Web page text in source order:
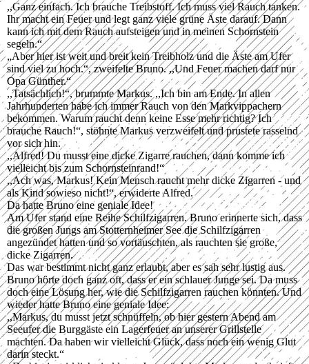
,,Ganz einfach. Ich brauche Treibstoff. Ich muss viel Rauch tanken.
Ihr macht ein Feuer und legt ganz viele grüne Äste darauf. Dann
kann ich mit dem Rauch aufsteigen und in meinen Schornstein
segeln.“
„Aber hier ist weit und breit kein Treibholz und die Äste am Ufer
sind viel zu hoch.“, zweifelte Bruno. ,,Und Feuer machen darf nur
Opa Günther.“
,,Tatsächlich!“, brummte Markus. ,,Ich bin am Ende. In allen
Jahrhunderten habe ich immer Rauch von den Markvippachern
bekommen. Warum raucht denn keine Esse mehr richtig? Ich
brauche Rauch!“, stöhnte Markus verzweifelt und prustete rasselnd
vor sich hin.
,,Alfred! Du musst eine dicke Zigarre rauchen, dann komme ich
vielleicht bis zum Schornsteinrand!“
,,Ach was, Markus! Kein Mensch raucht mehr dicke Zigarren - und
als Kind sowieso nicht!“, erwiderte Alfred.
Da hatte Bruno eine geniale Idee!
Am Ufer stand eine Reihe Schilfzigarren. Bruno erinnerte sich, dass
die großen Jungs am Stotternheimer See die Schilfzigarren
angezündet hatten und so vortäuschten, als rauchten sie große,
dicke Zigarren.
Das war bestimmt nicht ganz erlaubt, aber es sah sehr lustig aus.
Bruno hörte doch ganz oft, dass er ein schlauer Junge sei. Da muss
doch eine Lösung her, wie die Schilfzigarren rauchen könnten. Und
wieder hatte Bruno eine geniale Idee:
,,Markus, du musst jetzt schnüffeln, ob hier gestern Abend am
Seeufer die Burggäste ein Lagerfeuer an unserer Grillstelle
machten. Da haben wir vielleicht Glück, dass noch ein wenig Glut
darin steckt.“